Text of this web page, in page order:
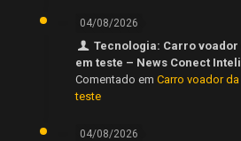
04/08/2026
Tecnologia: Carro
em teste – News Conect
Comentado em Carro voador
teste
04/08/2026